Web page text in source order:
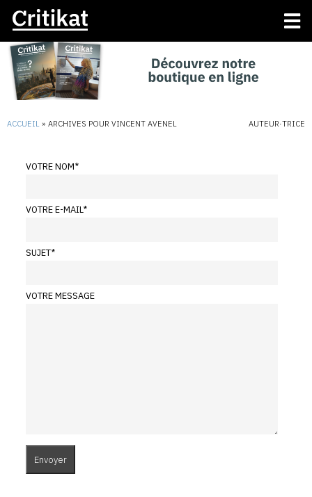
ACCUEIL » ARCHIVES POUR VINCENT AVENEL AUTEUR·TRICE
VOTRE NOM*
VOTRE E-MAIL*
SUJET*
VOTRE MESSAGE